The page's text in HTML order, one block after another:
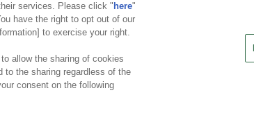
スタマーハラスメント対応方針
services. Please click " here"
have the right to opt out of our
to exercise your right.
allow the sharing of cookies
to the sharing regardless of the
consent on the following